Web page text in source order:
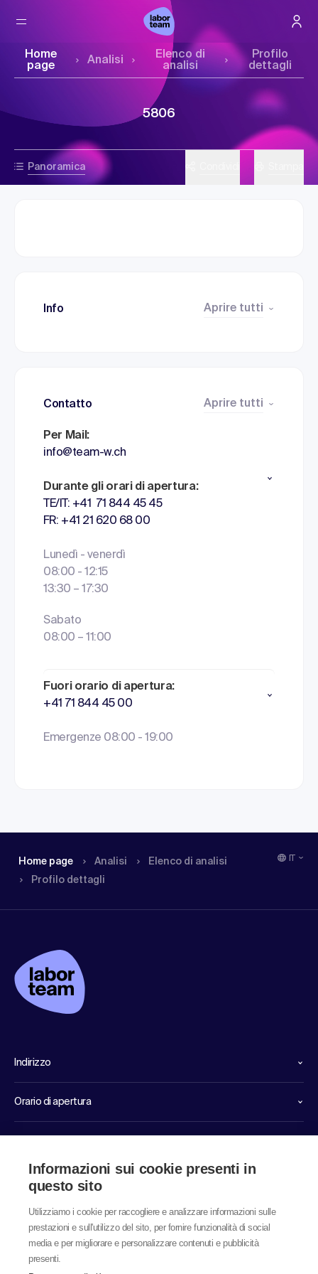
Home
page
Analisi
Elenco di
analisi
Profilo
dettagli
Panoramica
5806
Info Aprire tutti
Contatto Aprire tutti
Per Mail:
info@team-w.ch
Durante gli orari di apertura:
TE/IT: +41 71 844 45 45
FR: +41 21 620 68 00
Lunedì - venerdì
08:00 - 12:15
13:30 – 17:30
Sabato
08:00 – 11:00
Fuori orario di apertura:
+41 71 844 45 00
Emergenze 08:00 - 19:00
Home page Analisi
Elenco di analisi
Profilo dettagli
Indirizzo
Orario di apertura
Informazioni sui cookie presenti in
questo sito
Utilizziamo i cookie per raccogliere e analizzare informazioni sulle
prestazioni e sull'utilizzo del sito, per fornire funzionalità di social
media e per migliorare e personalizzare contenuti e pubblicità
presenti.